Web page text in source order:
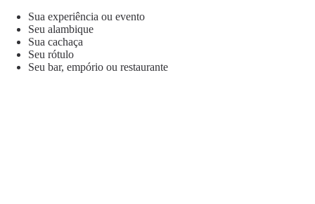
Sua experiência ou evento
Seu alambique
Sua cachaça
Seu rótulo
Seu bar, empório ou restaurante